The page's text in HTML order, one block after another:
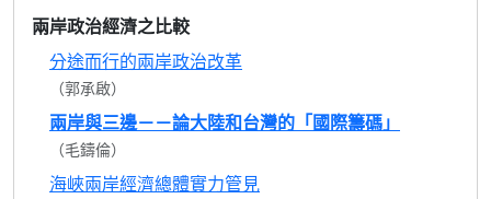
兩岸政治經濟之比較
分途而行的兩岸政治改革
（郭承啟）
兩岸與三邊－－論大陸和台灣的「國際籌碼」
（毛鑄倫）
海峽兩岸經濟總體實力管見